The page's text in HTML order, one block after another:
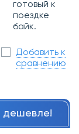
готовый к
поездке
байк.
Добавить к
сравнению